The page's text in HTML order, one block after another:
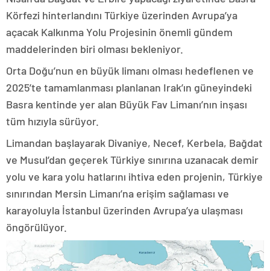
Körfezi hinterlandını Türkiye üzerinden Avrupa’ya
açacak Kalkınma Yolu Projesinin önemli gündem
maddelerinden biri olması bekleniyor.
Orta Doğu’nun en büyük limanı olması hedeflenen ve
2025’te tamamlanması planlanan Irak’ın güneyindeki
Basra kentinde yer alan Büyük Fav Limanı’nın inşası
tüm hızıyla sürüyor.
Limandan başlayarak Divaniye, Necef, Kerbela, Bağdat
ve Musul’dan geçerek Türkiye sınırına uzanacak demir
yolu ve kara yolu hatlarını ihtiva eden projenin, Türkiye
sınırından Mersin Limanı’na erişim sağlaması ve
karayoluyla İstanbul üzerinden Avrupa’ya ulaşması
öngörülüyor.